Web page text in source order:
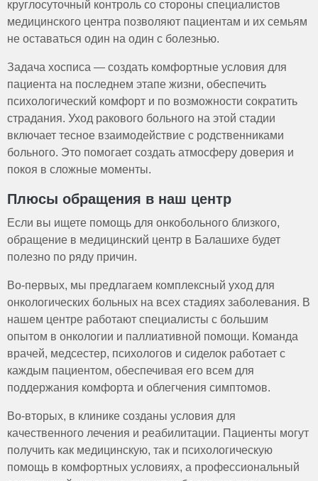
круглосуточный контроль со стороны специалистов
медицинского центра позволяют пациентам и их семьям
не оставаться один на один с болезнью.
Задача хосписа — создать комфортные условия для
пациента на последнем этапе жизни, обеспечить
психологический комфорт и по возможности сократить
страдания. Уход ракового больного на этой стадии
включает тесное взаимодействие с родственниками
больного. Это помогает создать атмосферу доверия и
покоя в сложные моменты.
Плюсы обращения в наш центр
Если вы ищете помощь для онкобольного близкого,
обращение в медицинский центр в Балашихе будет
полезно по ряду причин.
Во-первых, мы предлагаем комплексный уход для
онкологических больных на всех стадиях заболевания. В
нашем центре работают специалисты с большим
опытом в онкологии и паллиативной помощи. Команда
врачей, медсестер, психологов и сиделок работает с
каждым пациентом, обеспечивая его всем для
поддержания комфорта и облегчения симптомов.
Во-вторых, в клинике созданы условия для
качественного лечения и реабилитации. Пациенты могут
получить как медицинскую, так и психологическую
помощь в комфортных условиях, а профессиональный